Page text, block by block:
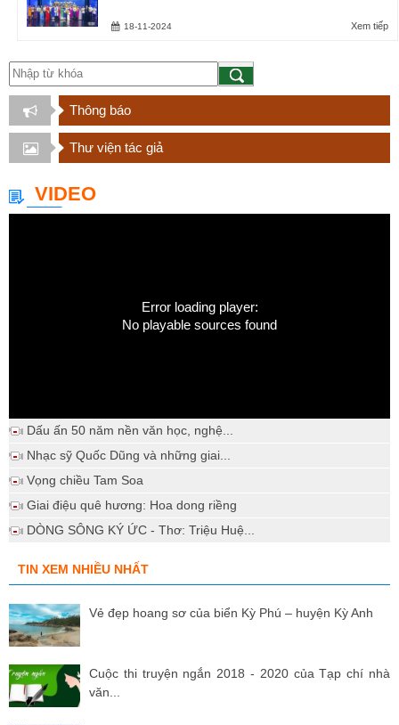
Xem tiếp
18-11-2024
Thông báo
Thư viện tác giả
VIDEO
Error loading player:
No playable sources found
Dấu ấn 50 năm nền văn học, nghệ...
Nhạc sỹ Quốc Dũng và những giai...
Vọng chiều Tam Soa
Giai điệu quê hương: Hoa dong riềng
DÒNG SÔNG KÝ ỨC - Thơ: Triệu Huệ...
TIN XEM NHIỀU NHẤT
Vẻ đẹp hoang sơ của biển Kỳ Phú – huyện Kỳ Anh
Cuộc thi truyện ngắn 2018 - 2020 của Tạp chí nhà
văn...